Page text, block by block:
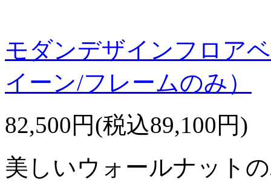
モダンデザインフロア
イーン/フレームのみ）
82,500円(税込89,100円)
美しいウォールナット